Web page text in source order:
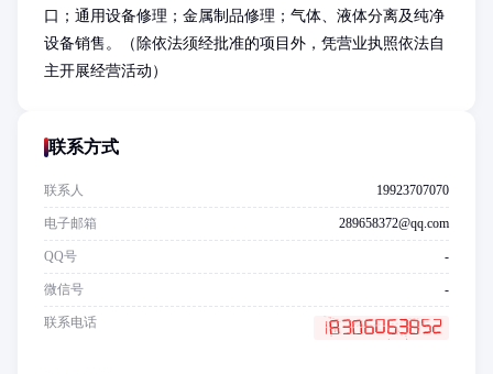
口；通用设备修理；金属制品修理；气体、液体分离及纯净
设备销售。（除依法须经批准的项目外，凭营业执照依法自
主开展经营活动）
联系方式
联系人 19923707070
电子邮箱 289658372@qq.com
QQ号 -
微信号 -
联系电话